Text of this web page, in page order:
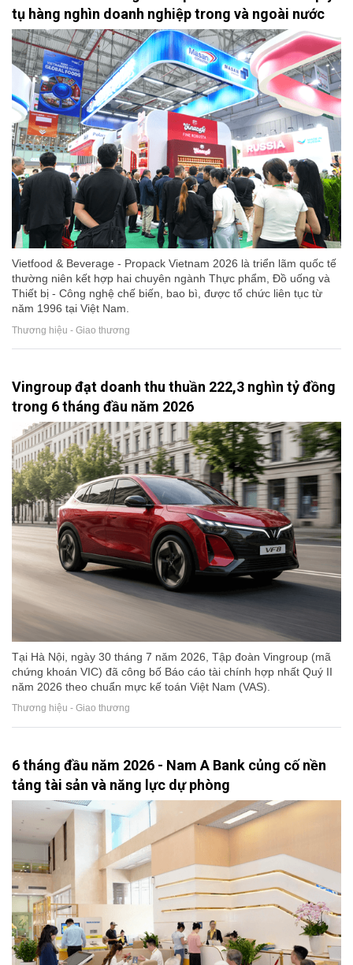
tụ hàng nghìn doanh nghiệp trong và ngoài nước
Vietfood & Beverage - Propack Vietnam 2026 là triển lãm quốc tế
thường niên kết hợp hai chuyên ngành Thực phẩm, Đồ uống và
Thiết bị - Công nghệ chế biến, bao bì, được tổ chức liên tục từ
năm 1996 tại Việt Nam.
Thương hiệu - Giao thương
Vingroup đạt doanh thu thuần 222,3 nghìn tỷ đồng
trong 6 tháng đầu năm 2026
Tại Hà Nội, ngày 30 tháng 7 năm 2026, Tập đoàn Vingroup (mã
chứng khoán VIC) đã công bố Báo cáo tài chính hợp nhất Quý II
năm 2026 theo chuẩn mực kế toán Việt Nam (VAS).
Thương hiệu - Giao thương
6 tháng đầu năm 2026 - Nam A Bank củng cố nền
tảng tài sản và năng lực dự phòng